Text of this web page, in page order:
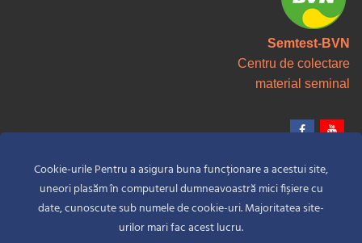
Semtest-BVN
Centru de colectare
material seminal
© Copyright 2026 S.C. SEMTEST-BVN S.A. | Toate Drepturile Rezervate.
CUI: RO1262093, J26-778-1991
Cookie-urile Pentru a asigura buna funcționare a acestui site,
uneori plasăm în computerul dumneavoastră mici fișiere cu
date, cunoscute sub numele de cookie-uri. Majoritatea site-
urilor mari fac acest lucru.